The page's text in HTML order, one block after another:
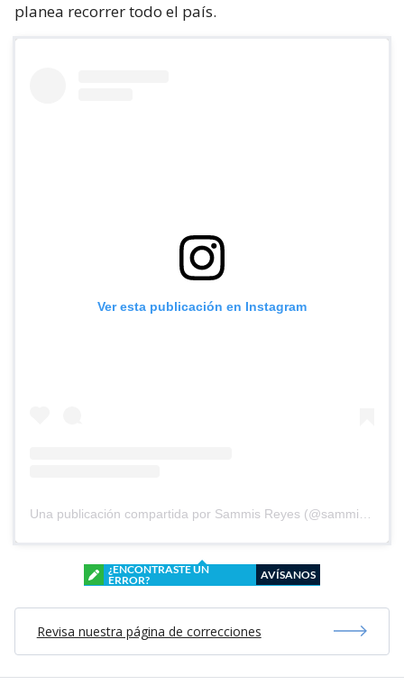
planea recorrer todo el país.
Ver esta publicación en Instagram
¿ENCONTRASTE UN
ERROR?
AVÍSANOS
Revisa nuestra página de correcciones